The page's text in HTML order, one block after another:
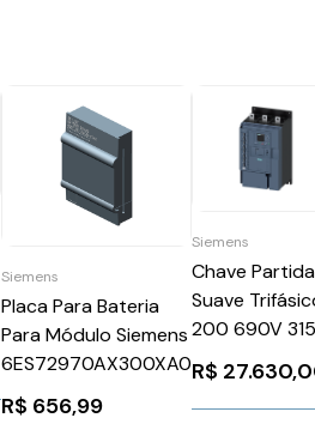
Siemens
Placa Para Bateria
Para Módulo Siemens
6ES72970AX300XA0
R$ 656,99
Siemens
Chave Partida
Suave
200 690V
24V
Siemens
R$